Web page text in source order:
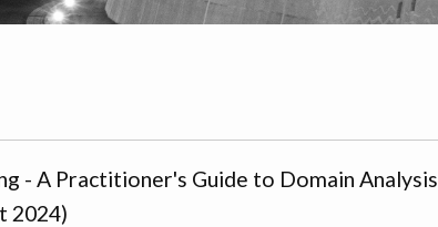
- A Practitioner's Guide to Domain Analysis
2024)